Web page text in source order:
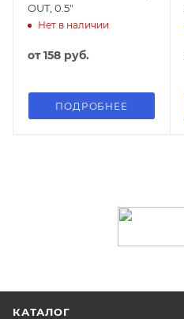
OUT, 0.5"
Нет в наличии
от158 руб.
ПОДРОБНЕЕ
КАТАЛОГ